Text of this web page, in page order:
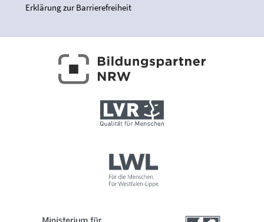
Erklärung zur Barrierefreiheit